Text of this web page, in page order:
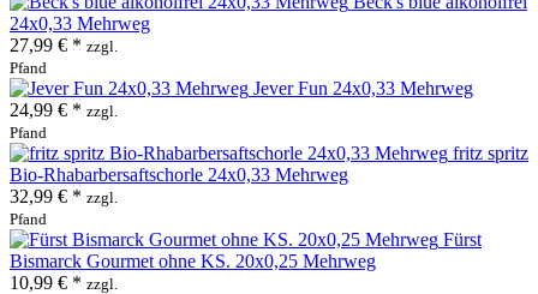
24x0,33 Mehrweg
27,99 € * zzgl.
Pfand
Jever Fun 24x0,33 Mehrweg
24,99 € * zzgl.
Pfand
fritz spritz
Bio-Rhabarbersaftschorle 24x0,33 Mehrweg
32,99 € * zzgl.
Pfand
Fürst
Bismarck Gourmet ohne KS. 20x0,25 Mehrweg
10,99 € * zzgl.